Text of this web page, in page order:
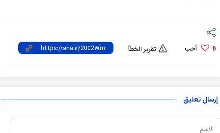
0 أحب تقرير الخطأ
إرسال تعليق